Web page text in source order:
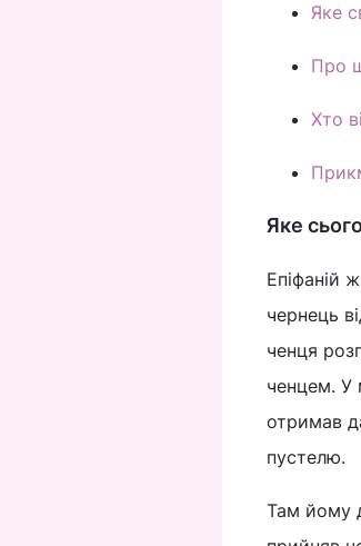
Яке
Про
Хто
Яке
Епіфаній
чернець
ченця
ченцем. У
отримав
пустелю.
Там йому